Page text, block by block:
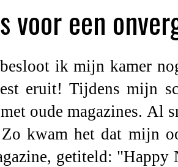
voor een
ik mijn kamer
eruit! Tijdens mijn
oude magazines. Al
kwam het dat mijn
getiteld: "Happy